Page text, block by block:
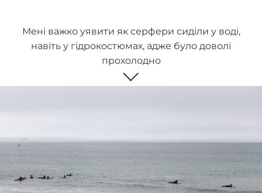
Мені важко уявити як серфери сиділи у воді,
навіть у гідрокостюмах, адже було доволі
прохолодно